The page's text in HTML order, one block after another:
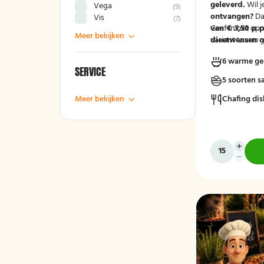
Vega (9)
Vis (7)
Meer bekijken
SERVICE
Meer bekijken
geleverd.Wil
ontvangen?
van € 3,50
variant 'warm
Geef in het
dieetwensen
mee kunnen
6 warme
5 soorten
Chafing